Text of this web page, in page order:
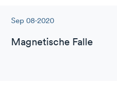
Sep 08-2020
Magnetische Falle